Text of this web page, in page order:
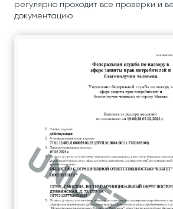
регулярно проходит все проверки и
документацию.